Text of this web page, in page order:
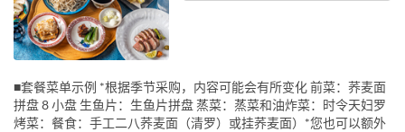
■套餐菜单示例 *根据季节采购，内容可能会有所变化 前菜：荞麦面
拼盘 8 小盘 生鱼片：生鱼片拼盘 蒸菜：蒸菜和油炸菜：时令天妇罗
烤菜：餐食：手工二八荞麦面（清罗）或挂荞麦面）*您也可以额外